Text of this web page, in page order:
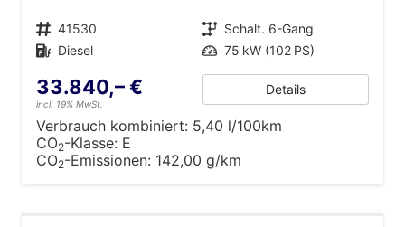
Fahrzeugnr. 41530 Getriebe Schalt. 6-Gang
Kraftstoff Diesel Leistung 75 kW (102 PS)
33.840,– €
incl. 19% MwSt.
Details
Verbrauch kombiniert: 5,40 l/100km
CO2-Klasse: E
CO2-Emissionen: 142,00 g/km